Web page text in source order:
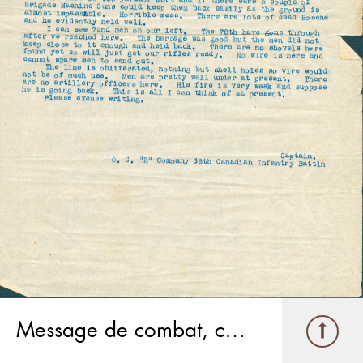
Message de combat, crête de Vimy